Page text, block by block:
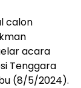
calon
acara
Tenggara
(8/5/2024).